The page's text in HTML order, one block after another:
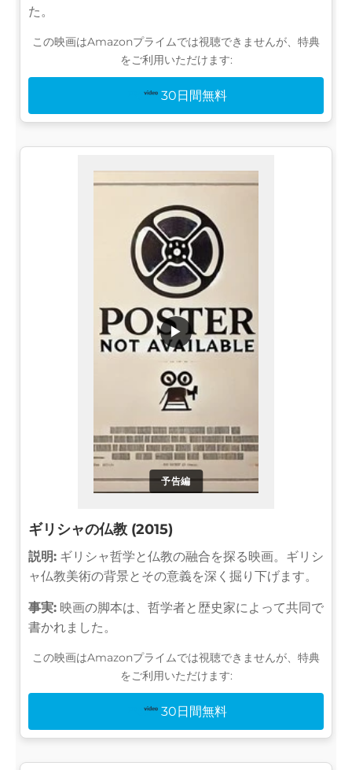
た。
この映画はAmazonプライムでは視聴できませんが、特典
をご利用いただけます:
30日間無料
予告編
▶
ギリシャの仏教 (2015)
説明: ギリシャ哲学と仏教の融合を探る映画。ギリシ
ャ仏教美術の背景とその意義を深く掘り下げます。
事実: 映画の脚本は、哲学者と歴史家によって共同で
書かれました。
この映画はAmazonプライムでは視聴できませんが、特典
をご利用いただけます:
30日間無料